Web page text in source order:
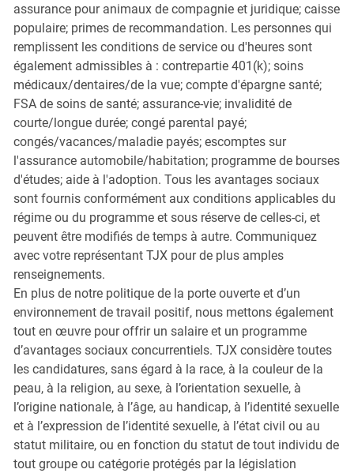
assurance pour animaux de compagnie et juridique; caisse
populaire; primes de recommandation. Les personnes qui
remplissent les conditions de service ou d'heures sont
également admissibles à : contrepartie 401(k); soins
médicaux/dentaires/de la vue; compte d'épargne santé;
FSA de soins de santé; assurance-vie; invalidité de
courte/longue durée; congé parental payé;
congés/vacances/maladie payés; escomptes sur
l'assurance automobile/habitation; programme de bourses
d'études; aide à l'adoption. Tous les avantages sociaux
sont fournis conformément aux conditions applicables du
régime ou du programme et sous réserve de celles-ci, et
peuvent être modifiés de temps à autre. Communiquez
avec votre représentant TJX pour de plus amples
renseignements.
En plus de notre politique de la porte ouverte et d’un
environnement de travail positif, nous mettons également
tout en œuvre pour offrir un salaire et un programme
d’avantages sociaux concurrentiels. TJX considère toutes
les candidatures, sans égard à la race, à la couleur de la
peau, à la religion, au sexe, à l’orientation sexuelle, à
l’origine nationale, à l’âge, au handicap, à l’identité sexuelle
et à l’expression de l’identité sexuelle, à l’état civil ou au
statut militaire, ou en fonction du statut de tout individu de
tout groupe ou catégorie protégés par la législation